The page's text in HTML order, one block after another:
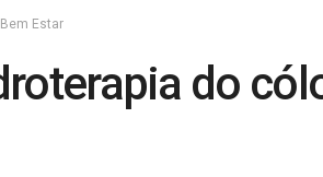
Estar
do